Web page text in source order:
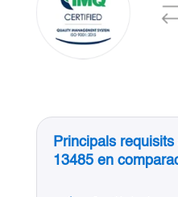
Principals
13485 en